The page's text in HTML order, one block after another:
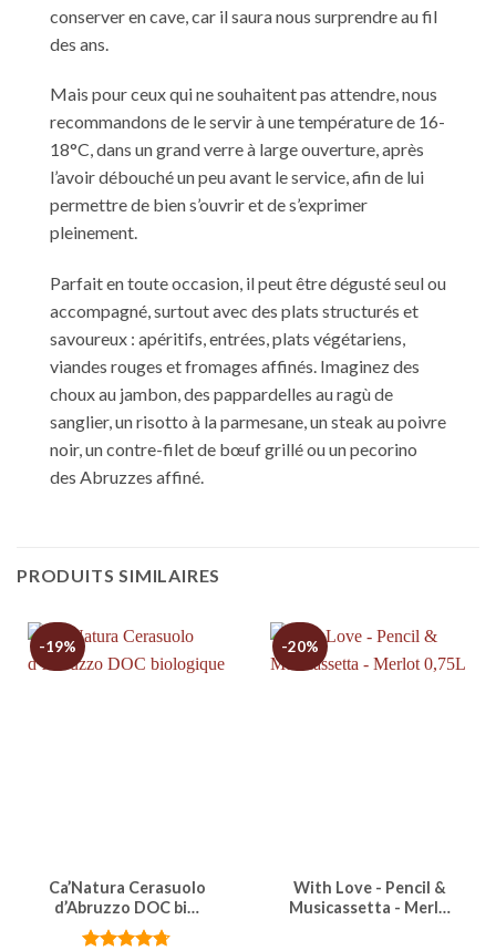
conserver en cave, car il saura nous surprendre au fil
des ans.
Mais pour ceux qui ne souhaitent pas attendre, nous
recommandons de le servir à une température de 16-
18°C, dans un grand verre à large ouverture, après
l’avoir débouché un peu avant le service, afin de lui
permettre de bien s’ouvrir et de s’exprimer
pleinement.
Parfait en toute occasion, il peut être dégusté seul ou
accompagné, surtout avec des plats structurés et
savoureux : apéritifs, entrées, plats végétariens,
viandes rouges et fromages affinés. Imaginez des
choux au jambon, des pappardelles au ragù de
sanglier, un risotto à la parmesane, un steak au poivre
noir, un contre-filet de bœuf grillé ou un pecorino
des Abruzzes affiné.
PRODUITS SIMILAIRES
-19%
Ca’Natura Cerasuolo
d’Abruzzo DOC bi…
-20%
With Love - Pencil &
Musicassetta - Merl…